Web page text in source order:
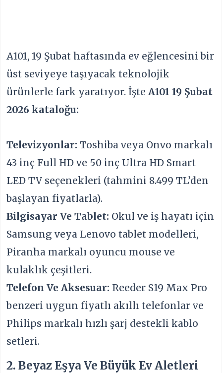
A101, 19 Şubat haftasında ev eğlencesini bir
üst seviyeye taşıyacak teknolojik
ürünlerle fark yaratıyor. İşteA101 19 Şubat
2026 kataloğu:
Televizyonlar: Toshiba veya Onvo markalı
43 inç Full HD ve 50 inç Ultra HD Smart
LED TV seçenekleri (tahmini 8.499 TL’den
başlayan fiyatlarla).
Bilgisayar Ve Tablet: Okul ve iş hayatı için
Samsung veya Lenovo tablet modelleri,
Piranha markalı oyuncu mouse ve
kulaklık çeşitleri.
Telefon Ve Aksesuar: Reeder S19 Max Pro
benzeri uygun fiyatlı akıllı telefonlar ve
Philips markalı hızlı şarj destekli kablo
setleri.
2. Beyaz Eşya Ve Büyük Ev Aletleri